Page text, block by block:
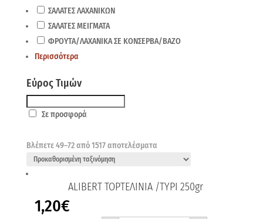
ΣΑΛΑΤΕΣ ΛΑΧΑΝΙΚΩΝ
ΣΑΛΑΤΕΣ ΜΕΙΓΜΑΤΑ
ΦΡΟΥΤΑ/ΛΑΧΑΝΙΚΑ ΣΕ ΚΟΝΣΕΡΒΑ/ΒΑΖΟ
Περισσότερα
Εύρος Τιμών
Σε προσφορά
Βλέπετε 49–72 από 1517 αποτελέσματα
ALIBERT ΤΟΡΤΕΛΙΝΙΑ /ΤΥΡΙ 250gr
1,20€